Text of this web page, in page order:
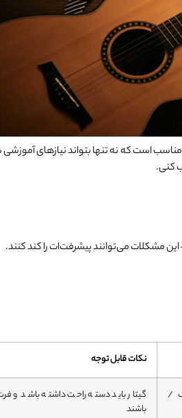
است که نه تنها بتواند نیازهای آموزشی
کنی.
مشکلات می‌توانند پیشرفت‌ات را کند کنند.
نکات قابل توجه
/
گیتار باید دسته راحت داشته باشد و
باشند